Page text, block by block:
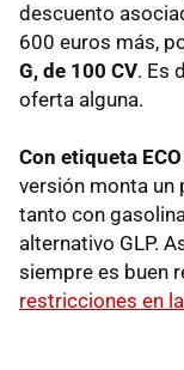
descuento
600 euros más,
G, de 100 CV. Es
oferta alguna.
Con etiqueta
versión monta un
tanto con
alternativo GLP.
siempre es buen
restricciones en